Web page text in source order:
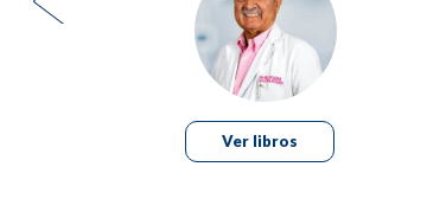
Ver libros